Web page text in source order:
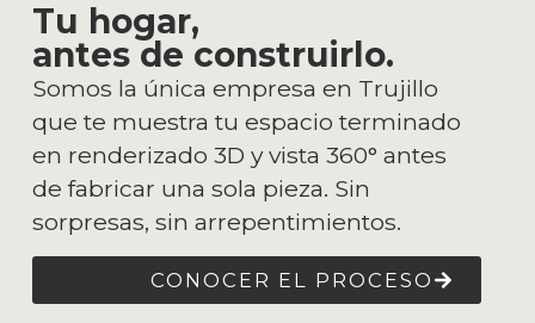
Tu hogar,
antes de construirlo.
Somos la única empresa en Trujillo
que te muestra tu espacio terminado
en renderizado 3D y vista 360° antes
de fabricar una sola pieza. Sin
sorpresas, sin arrepentimientos.
CONOCER EL PROCESO